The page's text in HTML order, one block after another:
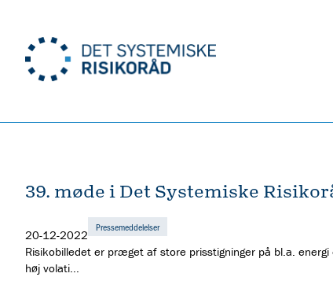
39. møde i Det Systemiske
20-12-2022
Pressemeddelelser
Risikobilledet er præget af store prisstigninger på bl.a.
høj volati...